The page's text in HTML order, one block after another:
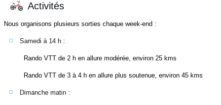
Activités
Nous organisons plusieurs sorties chaque week-end :
Samedi à 14 h :
Rando VTT de 2 h en allure modérée, environ 25 kms
Rando VTT de 3 à 4 h en allure plus soutenue, environ 45 kms
Dimanche matin :